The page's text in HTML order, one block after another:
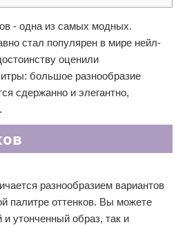
- одна из самых модных.
стал популярен в мире нейл-
оценили
большое разнообразие
сдержанно и элегантно,
разнообразием вариантов
палитре оттенков. Вы можете
утонченный образ, так и